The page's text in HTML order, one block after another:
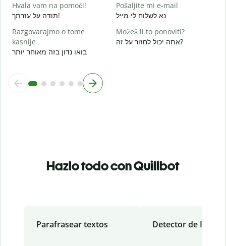
Hvala vam na pomoći!
תודה על עזרתך!
Pošaljite mi e-mail
נא לשלוח לי מייל
Razgovarajmo o tome
kasnije
בואו נדון בזה מאוחר יותר
Možeš li to ponoviti?
אתה יכול לחזור על זה?
Hazlo todo con Quillbot
Parafrasear textos Detector de IA